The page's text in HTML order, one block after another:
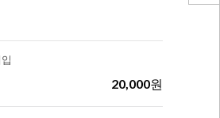
20,000원